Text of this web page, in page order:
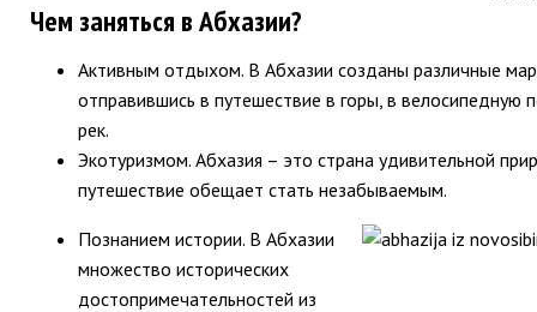
Чем заняться в Абхазии?
Активным отдыхом. В Абхазии созданы различные
отправившись в путешествие в горы, в
рек.
Экотуризмом. Абхазия – это страна удивительной
путешествие обещает стать незабываемым.
Познанием истории. В Абхазии
множество исторических
достопримечательностей из